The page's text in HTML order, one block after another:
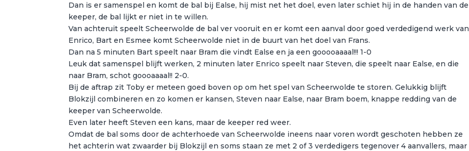
Dan is er samenspel en komt de bal bij Ealse, hij mist net het doel, even later schiet hij in de handen van de
keeper, de bal lijkt er niet in te willen.
Van achteruit speelt Scheerwolde de bal ver vooruit en er komt een aanval door goed verdedigend werk van
Enrico, Bart en Esmee komt Scheerwolde niet in de buurt van het doel van Frans.
Dan na 5 minuten Bart speelt naar Bram die vindt Ealse en ja een gooooaaaal!!! 1-0
Leuk dat samenspel blijft werken, 2 minuten later Enrico speelt naar Steven, die speelt naar Ealse, en die
naar Bram, schot goooaaaal!! 2-0.
Bij de aftrap zit Toby er meteen goed boven op om het spel van Scheerwolde te storen. Gelukkig blijft
Blokzijl combineren en zo komen er kansen, Steven naar Ealse, naar Bram boem, knappe redding van de
keeper van Scheerwolde.
Even later heeft Steven een kans, maar de keeper red weer.
Omdat de bal soms door de achterhoede van Scheerwolde ineens naar voren wordt geschoten hebben ze
het achterin wat zwaarder bij Blokzijl en soms staan ze met 2 of 3 verdedigers tegenover 4 aanvallers, maar